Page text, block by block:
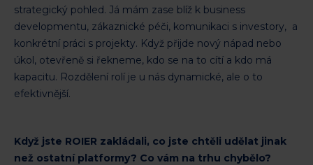
strategický pohled. Já mám zase blíž k business
developmentu, zákaznické péči, komunikaci s investory, a
konkrétní práci s projekty. Když přijde nový nápad nebo
úkol, otevřeně si řekneme, kdo se na to cítí a kdo má
kapacitu. Rozdělení rolí je u nás dynamické, ale o to
efektivnější.
Když jste ROIER zakládali, co jste chtěli udělat jinak
než ostatní platformy? Co vám na trhu chybělo?